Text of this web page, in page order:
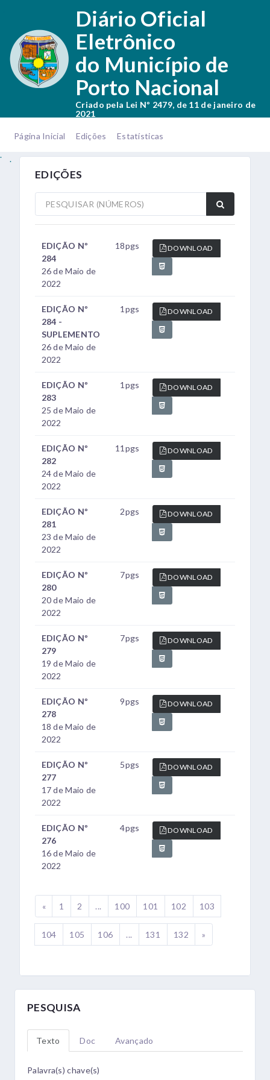
Diário Oficial
Eletrônico
do Município de
Porto Nacional
Criado pela Lei Nº 2479, de 11 de janeiro de
2021
Página Inicial
Edições
Estatísticas
.
.
EDIÇÕES
EDIÇÃO Nº
284
26 de Maio de
2022
18pgs DOWNLOAD
EDIÇÃO Nº
284 -
SUPLEMENTO
26 de Maio de
2022
1pgs DOWNLOAD
EDIÇÃO Nº
283
25 de Maio de
2022
1pgs DOWNLOAD
EDIÇÃO Nº
282
24 de Maio de
2022
11pgs DOWNLOAD
EDIÇÃO Nº
281
23 de Maio de
2022
2pgs DOWNLOAD
EDIÇÃO Nº
280
20 de Maio de
2022
7pgs DOWNLOAD
EDIÇÃO Nº
279
19 de Maio de
2022
7pgs DOWNLOAD
EDIÇÃO Nº
278
18 de Maio de
2022
9pgs DOWNLOAD
EDIÇÃO Nº
277
17 de Maio de
2022
5pgs DOWNLOAD
EDIÇÃO Nº
276
16 de Maio de
2022
4pgs DOWNLOAD
« 1 2 ... 100 101 102 103
104 105 106 ... 131 132 »
PESQUISA
Texto Doc Avançado
Palavra(s) chave(s)